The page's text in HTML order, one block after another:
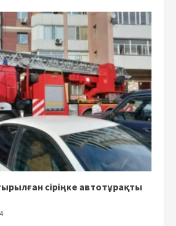
сіріңке автотұрақты